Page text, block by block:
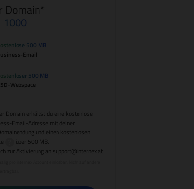
Domain*
1000
500 MB
Email
500 MB
Webspace
Domain erhältst du eine kostenlose
Email-Adresse mit deiner
und einen kostenlosen
über 500 MB.
zur Aktivierung an support@internex.at